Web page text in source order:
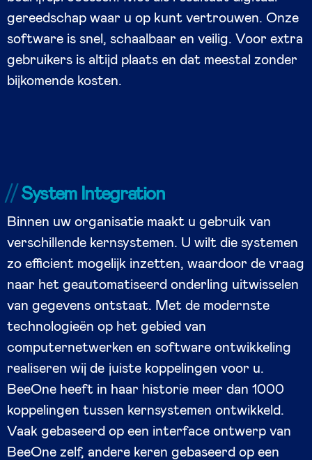
gereedschap waar u op kunt vertrouwen. Onze
software is snel, schaalbaar en veilig. Voor extra
gebruikers is altijd plaats en dat meestal zonder
bijkomende kosten.
System Integration
Binnen uw organisatie maakt u gebruik van
verschillende kernsystemen. U wilt die systemen
zo efficient mogelijk inzetten, waardoor de vraag
naar het geautomatiseerd onderling uitwisselen
van gegevens ontstaat. Met de modernste
technologieën op het gebied van
computernetwerken en software ontwikkeling
realiseren wij de juiste koppelingen voor u.
BeeOne heeft in haar historie meer dan 1000
koppelingen tussen kernsystemen ontwikkeld.
Vaak gebaseerd op een interface ontwerp van
BeeOne zelf, andere keren gebaseerd op een